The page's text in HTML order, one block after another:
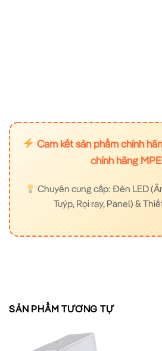
Cam kết sản phẩm chính
chính hãng MPE
Chuyên cung cấp: Đèn LED
Tuýp, Rọi ray, Panel) &
SẢN PHẨM TƯƠNG TỰ